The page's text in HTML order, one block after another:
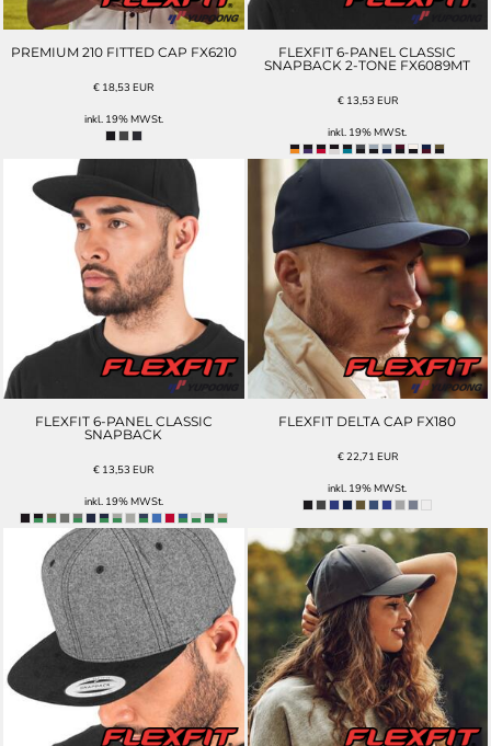
PREMIUM 210 FITTED CAP FX6210
€ 18,53EUR
inkl. 19% MWSt.
FLEXFIT 6-PANEL CLASSIC
SNAPBACK 2-TONE FX6089MT
€ 13,53 EUR
inkl. 19% MWSt.
FLEXFIT 6-PANEL CLASSIC
SNAPBACK
€ 13,53EUR
inkl. 19% MWSt.
FLEXFIT DELTA CAP FX180
€22,71 EUR
inkl. 19% MWSt.